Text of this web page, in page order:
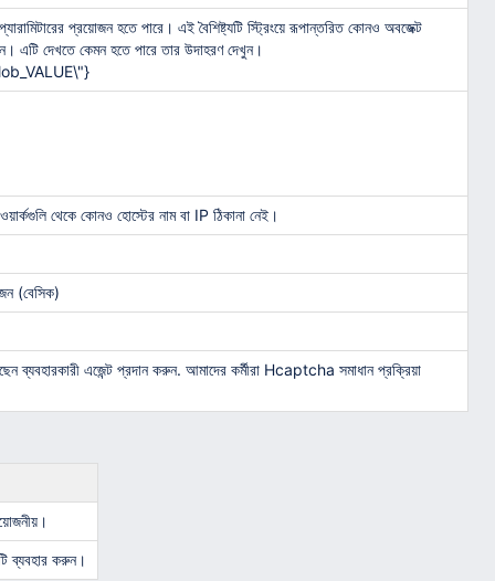
প্রয়োজন হতে পারে। এই বৈশিষ্ট্যটি স্ট্রিংয়ে রূপান্তরিত কোনও অবজেক্ট
এটি দেখতে কেমন হতে পারে তার উদাহরণ দেখুন।
থেকে কোনও হোস্টের নাম বা IP ঠিকানা নেই।
(বেসিক)
ব্যবহারকারী এজেন্ট প্রদান করুন. আমাদের কর্মীরা Hcaptcha সমাধান প্রক্রিয়া
ব্যবহার করুন।